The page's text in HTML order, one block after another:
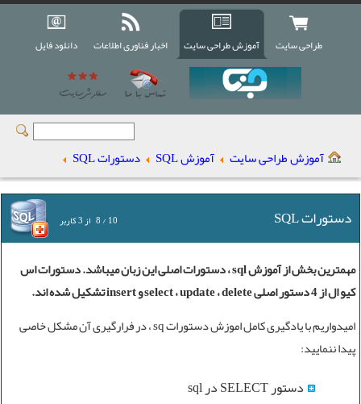
طراحی سایت آموزش طراحی سایت اخبار فناوری اطلاعات دانلود فایل
آموزش طراحی سایت آموزش SQL دستورات SQL
دستورات SQL 8/10 از3کاربر
مهمترین بخش ازآموزش sql
، دستورات اصلی این زبان میباشد. دستورات اس
کیو ال از 4 دستور اصلی select ، update ، delete و insert تشکیل شده اند.
امیدواریم با یادگیری کامل اموزش دستورات sq ، در فرارگیری آن مشکل خاصی
پیدا ننمایید:
دستور SELECT در sql